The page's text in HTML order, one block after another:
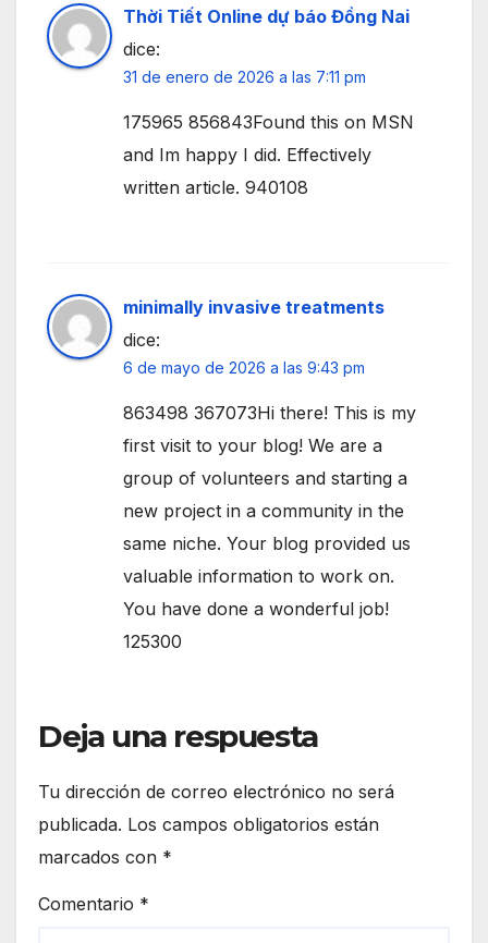
Thời Tiết Online dự báo Đồng Nai
dice:
31 de enero de 2026 a las 7:11 pm
175965 856843Found this on MSN
and Im happy I did. Effectively
written article. 940108
minimally invasive treatments
dice:
6 de mayo de 2026 a las 9:43 pm
863498 367073Hi there! This is my
first visit to your blog! We are a
group of volunteers and starting a
new project in a community in the
same niche. Your blog provided us
valuable information to work on.
You have done a wonderful job!
125300
Deja una respuesta
Tu dirección de correo electrónico no será
publicada. Los campos obligatorios están
marcados con *
Comentario *